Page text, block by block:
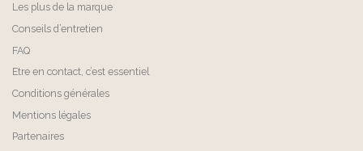
Les plus de la marque
Conseils d’entretien
FAQ
Etre en contact, c’est essentiel
Conditions générales
Mentions légales
Partenaires